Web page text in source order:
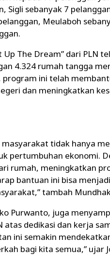
Sigli sebanyak 7
Meulaboh
The Dream” dari PLN
4.324 rumah tangga
program ini telah
dan meningkatkan
tidak hanya
pertumbuhan ekonomi.
rumah, meningkatkan
bantuan ini bisa
tambah
Purwanto, juga
atas dedikasi dan kerja
ini semakin
bagi kita semua,” ujar